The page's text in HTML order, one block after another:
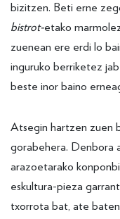
bizitzen. Beti erne
bistrot-etako
zuenean ere erdi lo
inguruko berriketez
beste inor baino
Atsegin hartzen zuen
gorabehera. Denbora
arazoetarako
eskultura-pieza
txorrota bat, ate